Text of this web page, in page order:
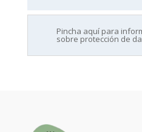
Pincha aquí para
sobre protección de